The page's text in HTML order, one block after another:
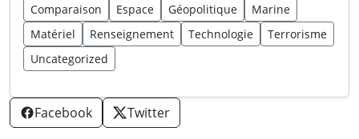
Comparaison
Espace Géopolitique
Marine
Matériel
Renseignement Technologie
Terrorisme
Uncategorized
Facebook Twitter